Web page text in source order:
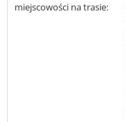
miejscowości na trasie: